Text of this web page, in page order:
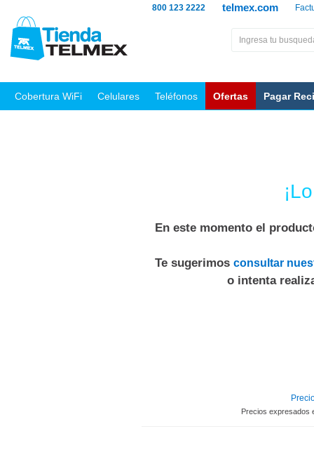
telmex.com
800 123 2222
Cobertura WiFi Celulares Teléfonos Ofertas Pagar
En este momento el
Te sugerimos consultar
o intenta
Precios expresados